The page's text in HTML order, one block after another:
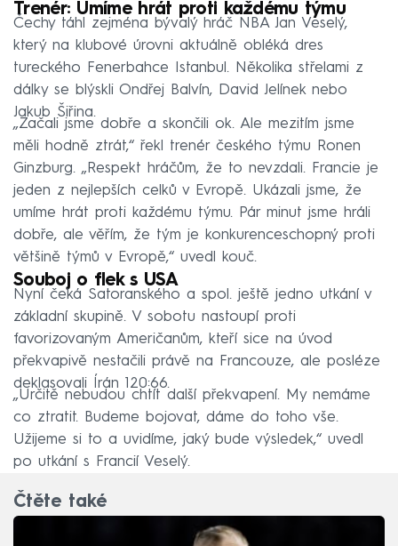
Trenér: Umíme hrát proti každému týmu
Čechy táhl zejména bývalý hráč NBA Jan Veselý,
který na klubové úrovni aktuálně obléká dres
tureckého Fenerbahce Istanbul. Několika střelami z
dálky se blýskli Ondřej Balvín, David Jelínek nebo
Jakub Šiřina.
„Začali jsme dobře a skončili ok. Ale mezitím jsme
měli hodně ztrát,“ řekl trenér českého týmu Ronen
Ginzburg. „Respekt hráčům, že to nevzdali. Francie je
jeden z nejlepších celků v Evropě. Ukázali jsme, že
umíme hrát proti každému týmu. Pár minut jsme hráli
dobře, ale věřím, že tým je konkurenceschopný proti
většině týmů v Evropě,“ uvedl kouč.
Souboj o flek s USA
Nyní čeká Satoranského a spol. ještě jedno utkání v
základní skupině. V sobotu nastoupí proti
favorizovaným Američanům, kteří sice na úvod
překvapivě nestačili právě na Francouze, ale posléze
deklasovali Írán 120:66.
„Určitě nebudou chtít další překvapení. My nemáme
co ztratit. Budeme bojovat, dáme do toho vše.
Užijeme si to a uvidíme, jaký bude výsledek,“ uvedl
po utkání s Francií Veselý.
Čtěte také